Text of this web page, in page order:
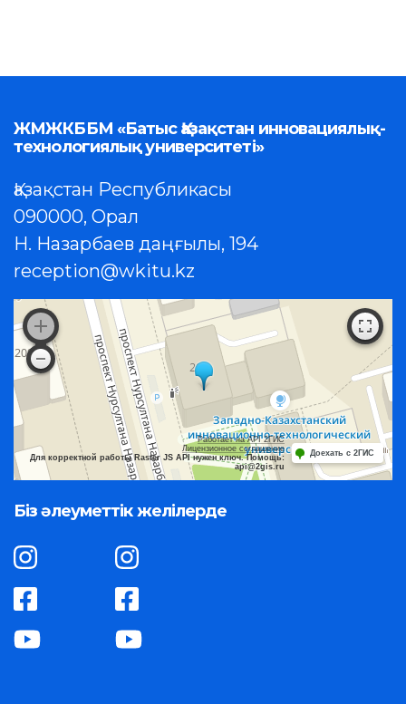
ЖМЖКББМ «Батыс Қазақстан инновациялық-
технологиялық университеті»
Қазақстан Республикасы
090000, Орал
Н. Назарбаев даңғылы, 194
reception@wkitu.kz
Работает на API 2ГИС
Лицензионное соглашение
Для корректной работы Raster JS API нужен ключ. Помощь:
api@2gis.ru
Доехать с 2ГИС
Біз әлеуметтік желілерде